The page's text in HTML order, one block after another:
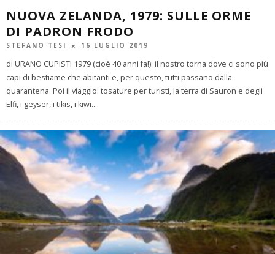
NUOVA ZELANDA, 1979: SULLE ORME
DI PADRON FRODO
STEFANO TESI 16 LUGLIO 2019
di URANO CUPISTI 1979 (cioè 40 anni fa!): il nostro torna dove ci sono più
capi di bestiame che abitanti e, per questo, tutti passano dalla
quarantena. Poi il viaggio: tosature per turisti, la terra di Sauron e degli
Elfi, i geyser, i tikis, i kiwi....